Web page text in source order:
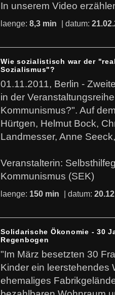
In unserem Video
laenge: 8,3 min | datum:
Wie sozialistisch war der
Sozialismus"?
01.11.2011, Berlin -
in der
Kommunismus?". Auf
Hürtgen, Helmut Bock,
Landmesser, Anne
Veranstalterin:
Kommunismus (SEK)
laenge: 150 min | datum:
Solidarische Ökonomie - 30
Regenbogen
"Im März besetzten 30
Kinder ein leerstehendes
ehemaliges